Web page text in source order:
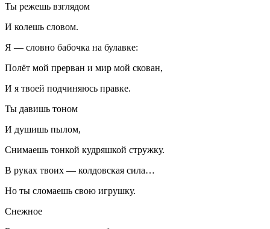
Ты режешь взглядом
И колешь словом.
Я — словно бабочка на булавке:
Полёт мой прерван и мир мой скован,
И я твоей подчиняюсь правке.
Ты давишь тоном
И душишь пылом,
Снимаешь тонкой кудряшкой стружку.
В руках твоих — колдовская сила…
Но ты сломаешь свою игрушку.
Снежное